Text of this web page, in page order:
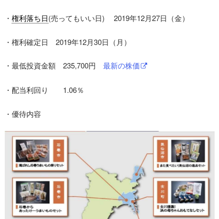
・ 権利落ち日(売ってもいい日) 2019年12月27日（金）
・権利確定日 2019年12月30日（月）
・最低投資金額 235,700円 最新の株価
・配当利回り 1.06％
・優待内容